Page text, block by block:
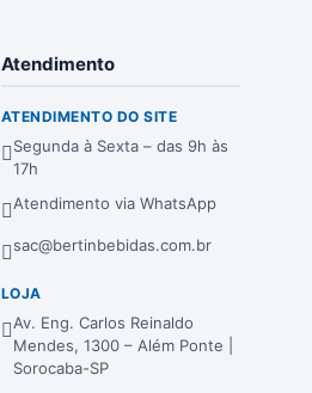
Atendimento
ATENDIMENTO DO SITE
Segunda à Sexta – das 9h às
17h
Atendimento via WhatsApp
sac@bertinbebidas.com.br
LOJA
Av. Eng. Carlos Reinaldo
Mendes, 1300 – Além Ponte |
Sorocaba-SP